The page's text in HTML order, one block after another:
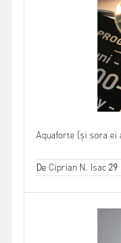
Aquaforte (și sora ei
DeCiprian N. Isac29